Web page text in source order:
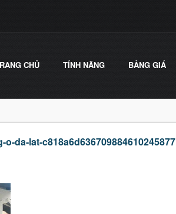
CHỦ TÍNH NĂNG BẢNG GIÁ
da-lat-c818a6d636709884610245877